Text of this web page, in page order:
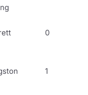
0
1